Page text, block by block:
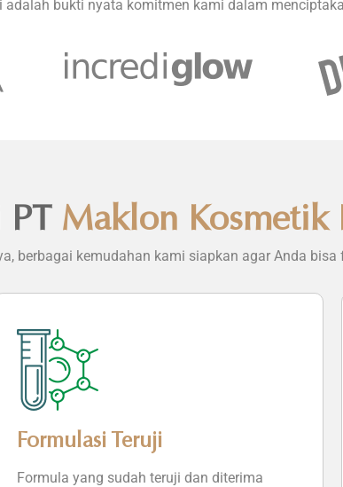
adalah bukti nyata komitmen kami dalam
Maklon Kosmetik
berbagai kemudahan kami siapkan agar Anda
Formulasi Teruji
Formula yang sudah teruji dan diterima